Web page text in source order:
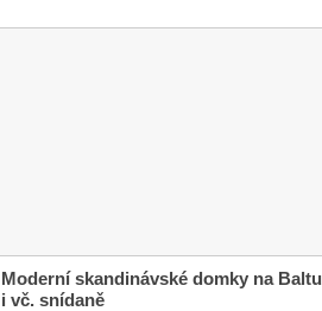
Moderní skandinávské domky na Baltu
i vč. snídaně